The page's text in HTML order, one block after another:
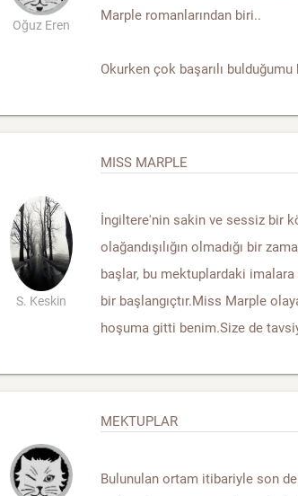
Oğuz Eren
Marple romanlarından biri..
Okurken çok başarılı
S. Keskin
MISS MARPLE
İngiltere'nin sakin ve sessiz bir
olağandışılığın olmadığı bir
başlar, bu mektuplardaki
bir başlangıçtır.Miss Marple
hoşuma gitti benim.Size de
MEKTUPLAR
Bulunulan ortam itibariyle son